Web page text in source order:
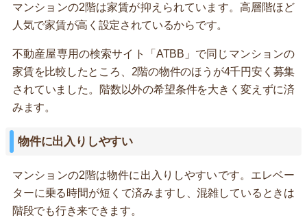
マンションの2階は家賃が抑えられています。高層階ほど
人気で家賃が高く設定されているからです。
不動産屋専用の検索サイト「ATBB」で同じマンションの
家賃を比較したところ、2階の物件のほうが4千円安く募集
されていました。階数以外の希望条件を大きく変えずに済
みます。
物件に出入りしやすい
マンションの2階は物件に出入りしやすいです。エレベー
ターに乗る時間が短くて済みますし、混雑しているときは
階段でも行き来できます。